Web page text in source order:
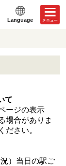
Language
て
ージの表示
場合がありま
ださい。
）当日の駅ご